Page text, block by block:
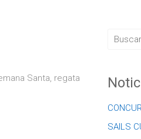
Santa, regata
SAILS